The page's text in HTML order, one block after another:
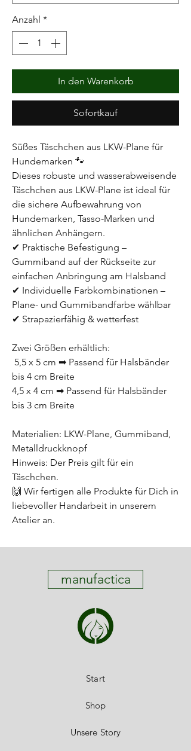
Anzahl *
In den Warenkorb
Sofortkauf
Süßes Täschchen aus LKW-Plane für
Hundemarken 🐾
Dieses robuste und wasserabweisende
Täschchen aus LKW-Plane ist ideal für
die sichere Aufbewahrung von
Hundemarken, Tasso-Marken und
ähnlichen Anhängern.
✔ Praktische Befestigung –
Gummiband auf der Rückseite zur
einfachen Anbringung am Halsband
✔ Individuelle Farbkombinationen –
Plane- und Gummibandfarbe wählbar
✔ Strapazierfähig & wetterfest
Zwei Größen erhältlich:
5,5 x 5 cm ➡ Passend für Halsbänder
bis 4 cm Breite
4,5 x 4 cm ➡ Passend für Halsbänder
bis 3 cm Breite
Materialien: LKW-Plane, Gummiband,
Metalldruckknopf
Hinweis: Der Preis gilt für ein
Täschchen.
🙌 Wir fertigen alle Produkte für Dich in
liebevoller Handarbeit in unserem
Atelier an.
manufactica
Start
Shop
Unsere Story